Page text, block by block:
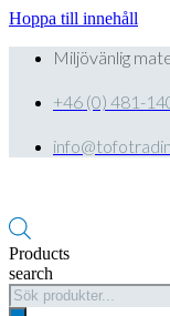
Hoppa till innehåll
Miljövänlig
+46 (0) 481-
Products
search